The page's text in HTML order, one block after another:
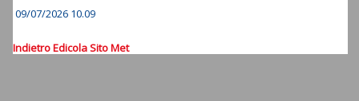
09/07/2026 10.09
IndietroEdicolaSito Met